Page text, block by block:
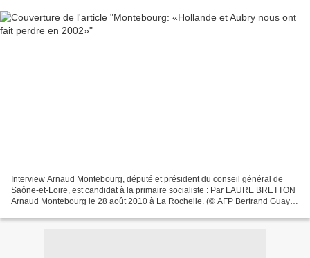
Interview Arnaud Montebourg, député et président du conseil général de
Saône-et-Loire, est candidat à la primaire socialiste : Par LAURE BRETTON
Arnaud Montebourg le 28 août 2010 à La Rochelle. (© AFP Bertrand Guay)